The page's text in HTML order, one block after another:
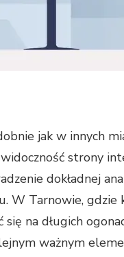
jak w innych
strony
dokładnej
W Tarnowie, gdzie
na długich
ważnym